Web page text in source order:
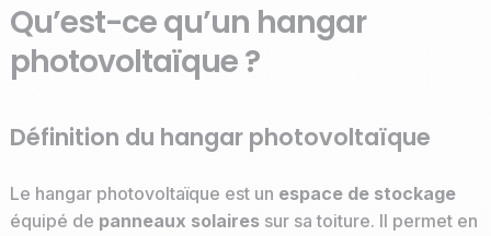
Qu’est-ce qu’un hangar
photovoltaïque ?
Définition du hangar photovoltaïque
Le hangar photovoltaïque est un espace de stockage
équipé de panneaux solairessur sa toiture. Il permet en